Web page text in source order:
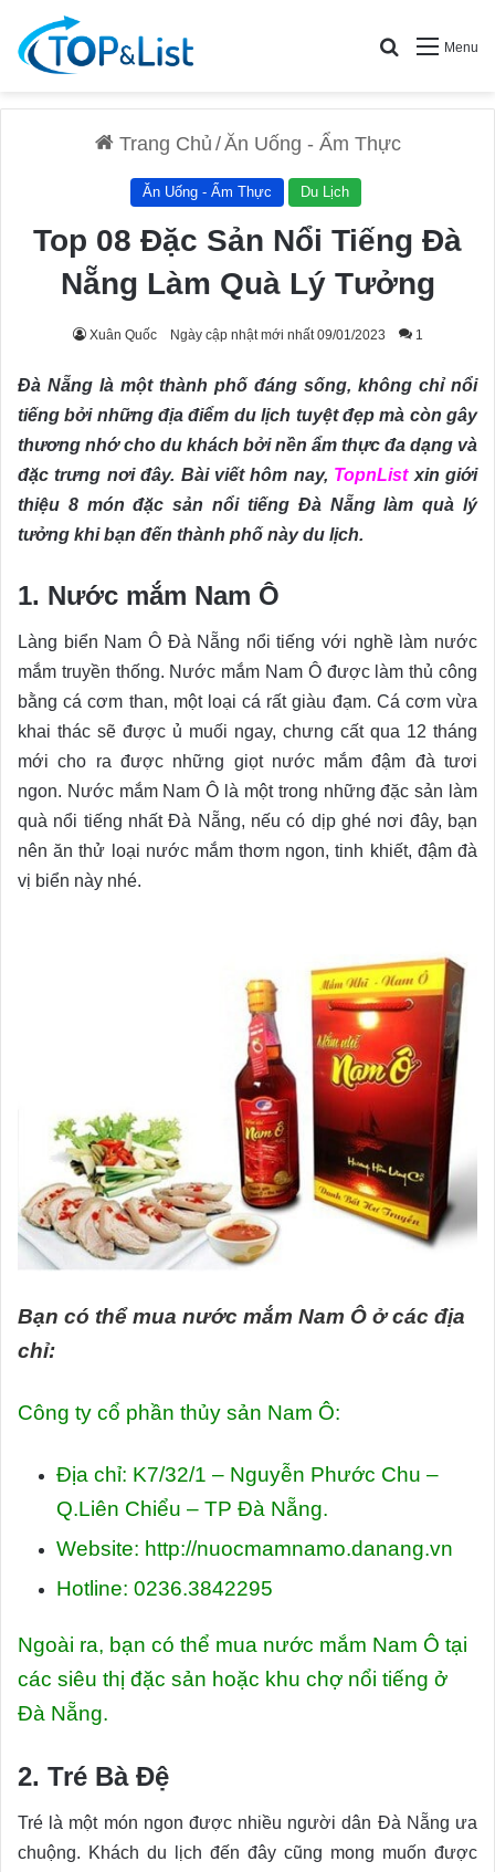
Menu
Search for
Trang Chủ /Ăn Uống - Ẩm Thực
Ăn Uống - Ẩm Thực Du Lịch
Top 08 Đặc Sản Nổi Tiếng Đà
Nẵng Làm Quà Lý Tưởng
Xuân Quốc Ngày cập nhật mới nhất 09/01/2023 1
Đà Nẵng là một thành phố đáng sống, không chỉ nổi
tiếng bởi những địa điểm du lịch tuyệt đẹp mà còn gây
thương nhớ cho du khách bởi nền ẩm thực đa dạng và
đặc trưng nơi đây. Bài viết hôm nay, TopnListxin giới
thiệu 8 món đặc sản nổi tiếng Đà Nẵng làm quà lý
tưởng khi bạn đến thành phố này du lịch.
1. Nước mắm Nam Ô
Làng biển Nam Ô Đà Nẵng nổi tiếng với nghề làm nước
mắm truyền thống. Nước mắm Nam Ô được làm thủ công
bằng cá cơm than, một loại cá rất giàu đạm. Cá cơm vừa
khai thác sẽ được ủ muối ngay, chưng cất qua 12 tháng
mới cho ra được những giọt nước mắm đậm đà tươi
ngon. Nước mắm Nam Ô là một trong những đặc sản làm
quà nổi tiếng nhất Đà Nẵng, nếu có dịp ghé nơi đây, bạn
nên ăn thử loại nước mắm thơm ngon, tinh khiết, đậm đà
vị biển này nhé.
Bạn có thể mua nước mắm Nam Ô ở các địa
chỉ:
Công ty cổ phần thủy sản Nam Ô:
Địa chỉ: K7/32/1 – Nguyễn Phước Chu –
Q.Liên Chiểu – TP Đà Nẵng.
Website: http://nuocmamnamo.danang.vn
Hotline: 0236.3842295
Ngoài ra, bạn có thể mua nước mắm Nam Ô tại
các siêu thị đặc sản hoặc khu chợ nổi tiếng ở
Đà Nẵng.
2. Tré Bà Đệ
Tré là một món ngon được nhiều người dân Đà Nẵng ưa
chuộng. Khách du lịch đến đây cũng mong muốn được